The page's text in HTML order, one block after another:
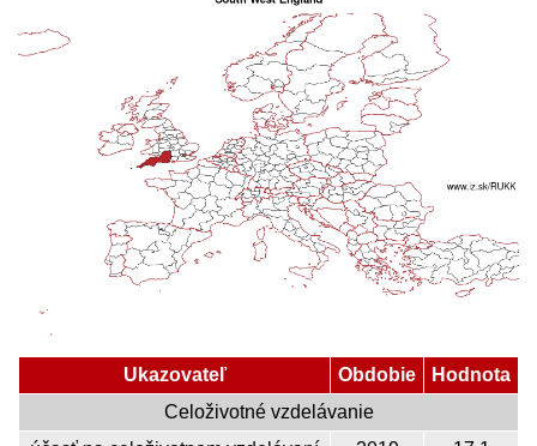
Ukazovateľ Obdobie
Hodnota
Celoživotné vzdelávanie